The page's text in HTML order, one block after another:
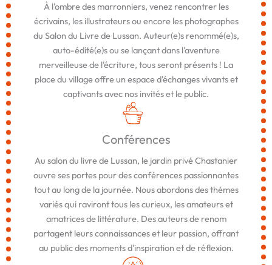
À l'ombre des marronniers, venez rencontrer les
écrivains, les illustrateurs ou encore les photographes
du Salon du Livre de Lussan. Auteur(e)s renommé(e)s,
auto-édité(e)s ou se lançant dans l'aventure
merveilleuse de l'écriture, tous seront présents ! La
place du village offre un espace d'échanges vivants et
captivants avec nos invités et le public.
Conférences
Au salon du livre de Lussan, le jardin privé Chastanier
ouvre ses portes pour des conférences passionnantes
tout au long de la journée. Nous abordons des thèmes
variés qui raviront tous les curieux, les amateurs et
amatrices de littérature. Des auteurs de renom
partagent leurs connaissances et leur passion, offrant
au public des moments d'inspiration et de réflexion.